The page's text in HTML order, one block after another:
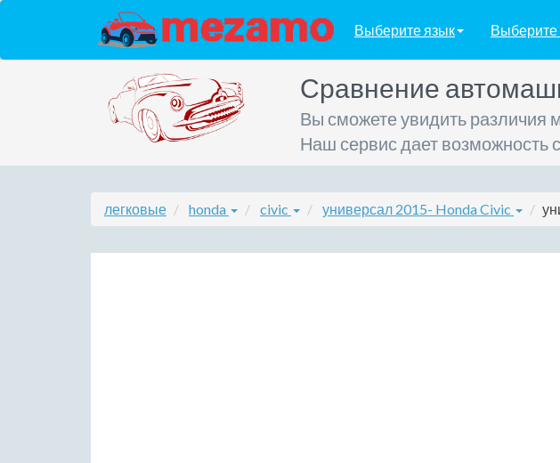
Выберите язык Выберите
Сравнение
Вы сможете увидить
Наш сервис дает возможность
легковые honda civic универсал 2015- Honda Civic